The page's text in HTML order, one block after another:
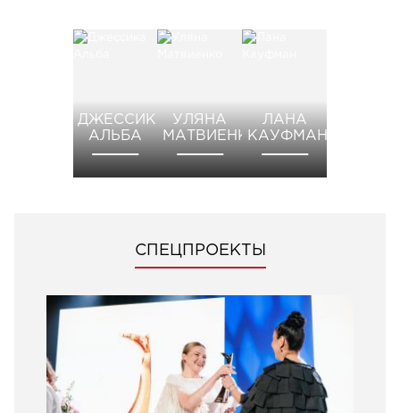
ДЖЕССИКА
АЛЬБА
УЛЯНА
МАТВИЕНКО
ЛАНА
КАУФМАН
СПЕЦПРОЕКТЫ